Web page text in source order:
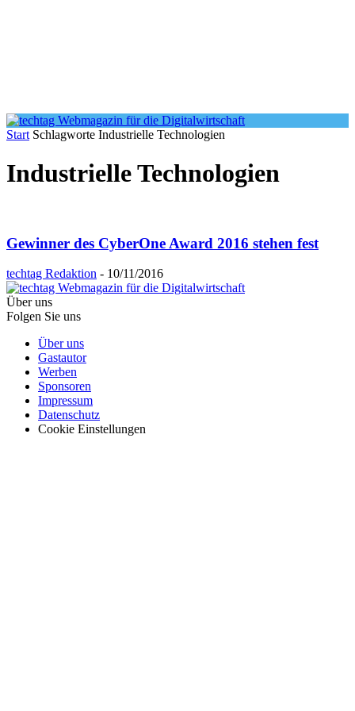
Start Schlagworte Industrielle Technologien
Industrielle Technologien
Gewinner des CyberOne Award 2016 stehen fest
techtag Redaktion - 10/11/2016
Über uns
Folgen Sie uns
Über uns
Gastautor
Werben
Sponsoren
Impressum
Datenschutz
Cookie Einstellungen